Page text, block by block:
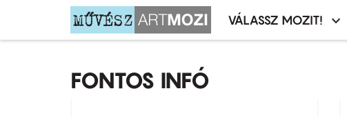
Moziválasztó
VÁLASSZ MOZIT!
FONTOS INFÓ